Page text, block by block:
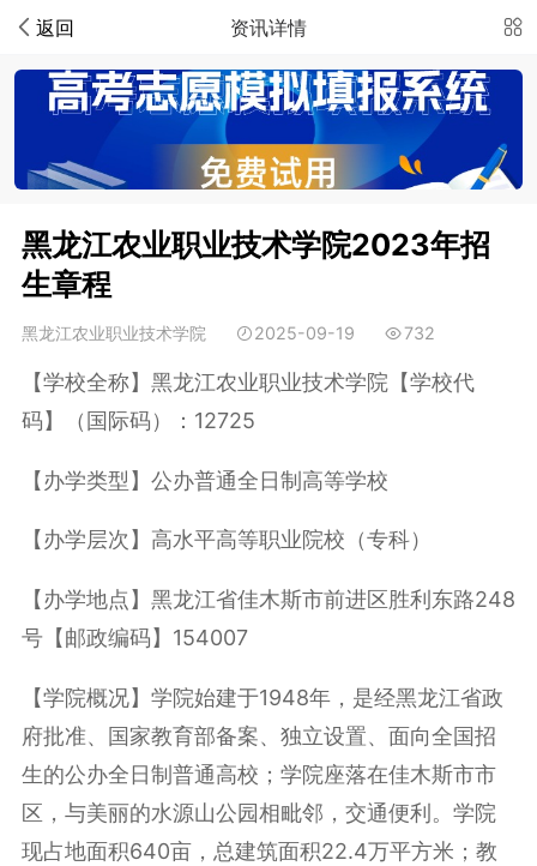
返回 资讯详情
黑龙江农业职业技术学院2023年招
生章程
黑龙江农业职业技术学院 2025-09-19 732
【学校全称】黑龙江农业职业技术学院【学校代
码】（国际码）：12725
【办学类型】公办普通全日制高等学校
【办学层次】高水平高等职业院校（专科）
【办学地点】黑龙江省佳木斯市前进区胜利东路248
号【邮政编码】154007
【学院概况】学院始建于1948年，是经黑龙江省政
府批准、国家教育部备案、独立设置、面向全国招
生的公办全日制普通高校；学院座落在佳木斯市市
区，与美丽的水源山公园相毗邻，交通便利。学院
现占地面积640亩，总建筑面积22.4万平方米；教